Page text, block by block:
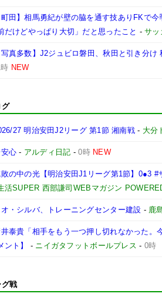
町田】相馬勇紀が壁の脇を通す技ありFKで
だけどやっぱり大切」だと思ったこと -サッ
写真多数】J2ジュビロ磐田、秋田と引き分
NEW
グ
27 明治安田J2リーグ 第1節 湘南戦- 大分
心 - アルディ日記 -0時 NEW
の中の光【明治安田J1リーグ第1節】0●3
活SUPER 西部謙司WEBマガジン
オ・シルバ、トレーニングセンター建設 - 鹿
泰貴「相手をもう一つ押し切れなかった
ント】
- ニイガタフットボールプレス - 0時
グ戦